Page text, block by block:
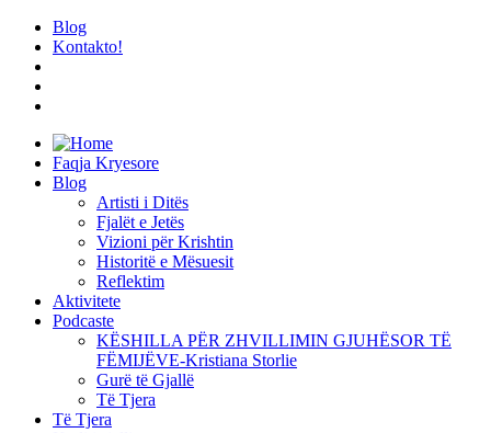
Blog
Kontakto!
Faqja Kryesore
Blog
Artisti i Ditës
Fjalët e Jetës
Vizioni për Krishtin
Historitë e Mësuesit
Reflektim
Aktivitete
Podcaste
KËSHILLA PËR ZHVILLIMIN GJUHËSOR TË
FËMIJËVE-Kristiana Storlie
Gurë të Gjallë
Të Tjera
Të Tjera